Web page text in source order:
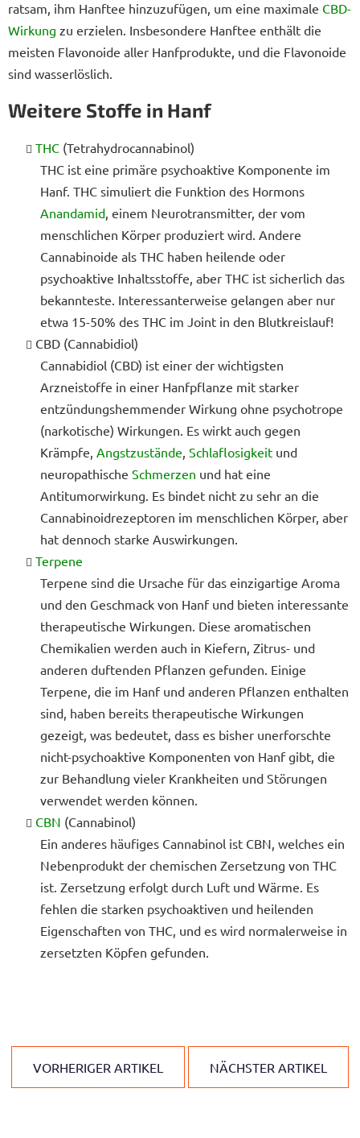
ratsam, ihm Hanftee hinzuzufügen, um eine maximale CBD-
Wirkung zu erzielen. Insbesondere Hanftee enthält die
meisten Flavonoide aller Hanfprodukte, und die Flavonoide
sind wasserlöslich.
Weitere Stoffe in Hanf
THC (Tetrahydrocannabinol)
THC ist eine primäre psychoaktive Komponente im
Hanf. THC simuliert die Funktion des Hormons
Anandamid, einem Neurotransmitter, der vom
menschlichen Körper produziert wird. Andere
Cannabinoide als THC haben heilende oder
psychoaktive Inhaltsstoffe, aber THC ist sicherlich das
bekannteste. Interessanterweise gelangen aber nur
etwa 15-50% des THC im Joint in den Blutkreislauf!
CBD (Cannabidiol)
Cannabidiol (CBD) ist einer der wichtigsten
Arzneistoffe in einer Hanfpflanze mit starker
entzündungshemmender Wirkung ohne psychotrope
(narkotische) Wirkungen. Es wirkt auch gegen
Krämpfe, Angstzustände, Schlaflosigkeit und
neuropathische Schmerzen und hat eine
Antitumorwirkung. Es bindet nicht zu sehr an die
Cannabinoidrezeptoren im menschlichen Körper, aber
hat dennoch starke Auswirkungen.
Terpene
Terpene sind die Ursache für das einzigartige Aroma
und den Geschmack von Hanf und bieten interessante
therapeutische Wirkungen. Diese aromatischen
Chemikalien werden auch in Kiefern, Zitrus- und
anderen duftenden Pflanzen gefunden. Einige
Terpene, die im Hanf und anderen Pflanzen enthalten
sind, haben bereits therapeutische Wirkungen
gezeigt, was bedeutet, dass es bisher unerforschte
nicht-psychoaktive Komponenten von Hanf gibt, die
zur Behandlung vieler Krankheiten und Störungen
verwendet werden können.
CBN (Cannabinol)
Ein anderes häufiges Cannabinol ist CBN, welches ein
Nebenprodukt der chemischen Zersetzung von THC
ist. Zersetzung erfolgt durch Luft und Wärme. Es
fehlen die starken psychoaktiven und heilenden
Eigenschaften von THC, und es wird normalerweise in
zersetzten Köpfen gefunden.
VORHERIGER ARTIKEL NÄCHSTER ARTIKEL